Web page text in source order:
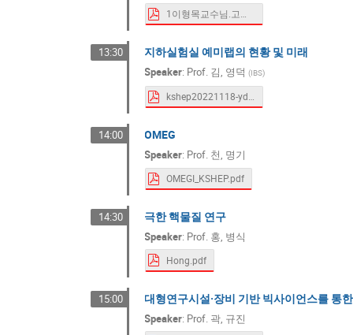
1이형목교수님.고에너지물리학회_이형목.pdf
13:30 지하실험실 예미랩의 현황 및 미래
Speaker: Prof. 김, 영덕 (IBS)
kshep20221118-ydkim-short-v1.pdf
14:00 OMEG
Speaker: Prof. 천, 명기
OMEGI_KSHEP.pdf
14:30 극한 핵물질 연구
Speaker: Prof. 홍, 병식
Hong.pdf
15:00 대형연구시설·장비 기반 빅사이언스를 통
Speaker: Prof. 곽, 규진